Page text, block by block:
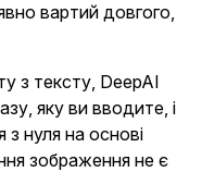
вартий довгого,
з тексту, DeepAI
яку ви вводите, і
нуля на основі
зображення не є